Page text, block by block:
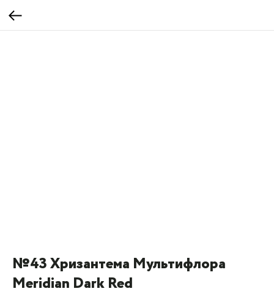
№43 Хризантема Мультифлора
Meridian Dark Red